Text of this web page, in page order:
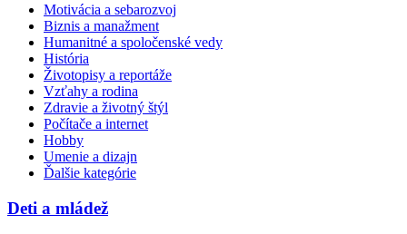
Motivácia a sebarozvoj
Biznis a manažment
Humanitné a spoločenské vedy
História
Životopisy a reportáže
Vzťahy a rodina
Zdravie a životný štýl
Počítače a internet
Hobby
Umenie a dizajn
Ďalšie kategórie
Deti a mládež